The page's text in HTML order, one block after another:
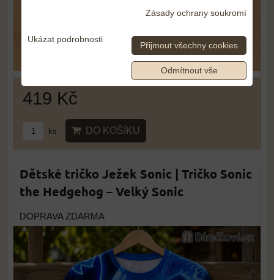
419 Kč
ks DO KOŠÍKU
Dětské tričko Ježek Sonic | Tričko Sonic
the Hedgehog – Velký Sonic
DOPRAVA ZDARMA
Zásady ochrany soukromí
Ukázat podrobnosti
Přijmout všechny cookies
Odmítnout vše